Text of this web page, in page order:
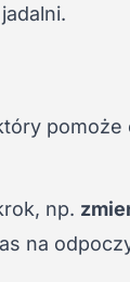
pomoże
np.
na